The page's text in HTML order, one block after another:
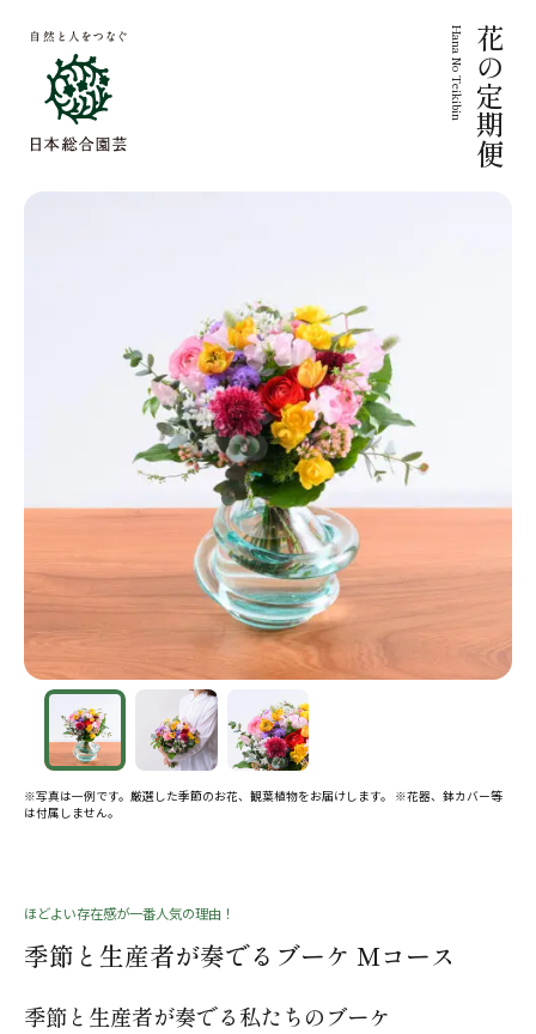
花の定期便
Hana No Teikibin
※写真は一例です。厳選した季節のお花、観葉植物をお届けします。 ※花器、鉢カバー等
は付属しません。
ほどよい存在感が一番人気の理由！
季節と生産者が奏でるブーケ Mコース
季節と生産者が奏でる私たちのブーケ